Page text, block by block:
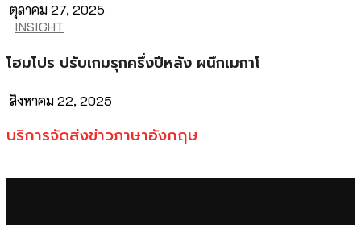
ตุลาคม 27, 2025
INSIGHT
โฮมโปร ปรับเกมรุกครึ่งปีหลัง ผนึกเมกาโ
สิงหาคม 22, 2025
บริการจัดส่งข่าวภาษาอังกฤษ